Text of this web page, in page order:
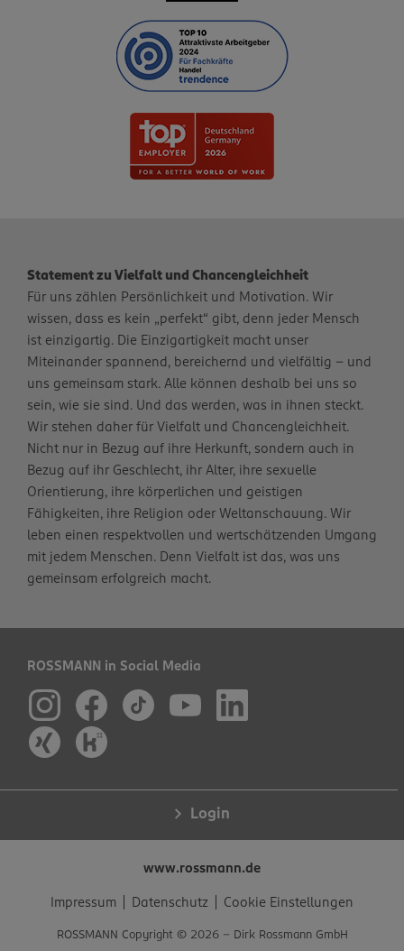
Statement zu Vielfalt und Chancengleichheit
Für uns zählen Persönlichkeit und Motivation. Wir
wissen, dass es kein „perfekt“ gibt, denn jeder Mensch
ist einzigartig. Die Einzigartigkeit macht unser
Miteinander spannend, bereichernd und vielfältig – und
uns gemeinsam stark. Alle können deshalb bei uns so
sein, wie sie sind. Und das werden, was in ihnen steckt.
Wir stehen daher für Vielfalt und Chancengleichheit.
Nicht nur in Bezug auf ihre Herkunft, sondern auch in
Bezug auf ihr Geschlecht, ihr Alter, ihre sexuelle
Orientierung, ihre körperlichen und geistigen
Fähigkeiten, ihre Religion oder Weltanschauung. Wir
leben einen respektvollen und wertschätzenden Umgang
mit jedem Menschen. Denn Vielfalt ist das, was uns
gemeinsam erfolgreich macht.
ROSSMANN in Social Media
Login
www.rossmann.de
Impressum Datenschutz Cookie Einstellungen
ROSSMANN Copyright © 2026 - Dirk Rossmann GmbH